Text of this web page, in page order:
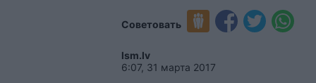
Советовать
lsm.lv
6:07, 31 марта 2017